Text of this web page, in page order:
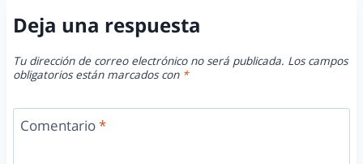
Deja una respuesta
Tu dirección de correo electrónico no será publicada. Los campos
obligatorios están marcados con *
Comentario*